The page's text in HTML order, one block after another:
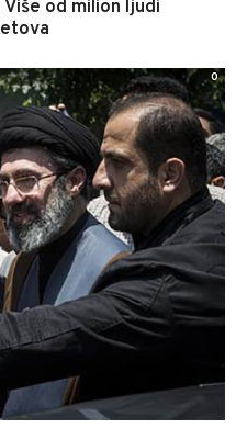
od milion ljudi
0